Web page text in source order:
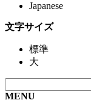
Japanese
文字サイズ
標準
大
MENU